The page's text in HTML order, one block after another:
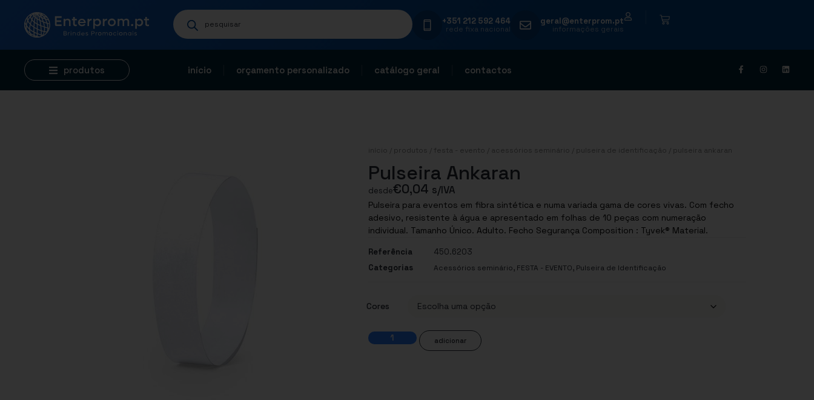
+351 212 592 464
rede fixa nacional
geral@enterprom.pt
informações gerais
produtos início orçamento personalizado catálogo geral contactos
início produtos festa - evento acessórios seminário pulseira de identificação / pulseira ankaran
Pulseira Ankaran
desde€0,04 s/IVA
Pulseira para eventos em fibra sintética e numa variada gama de cores vivas. Com fecho
adesivo, resistente à água e apresentado em folhas de 10 peças com numeração
individual. Tamanho Único. Adulto. Fecho Segurança Composition : Tyvek® Material.
Referência
450.6203
Categorias
Acessórios seminário, FESTA - EVENTO, Pulseira de Identificação
Cores
adicionar